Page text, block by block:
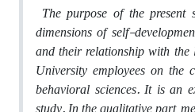
The purpose of the
dimensions of self-
and their relationship with
University employees on the
behavioral sciences. It is an